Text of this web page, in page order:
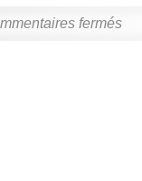
fermés